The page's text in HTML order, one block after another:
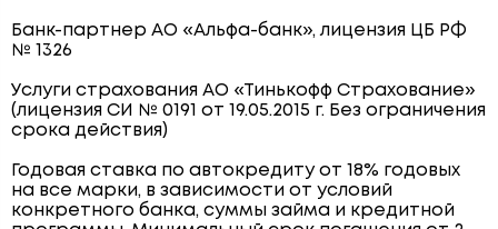
Банк-партнер АО «Альфа-банк», лицензия ЦБ РФ
№ 1326
Услуги страхования АО «Тинькофф Страхование»
(лицензия СИ № 0191 от 19.05.2015 г. Без ограничения
срока действия)
Годовая ставка по автокредиту от 18% годовых
на все марки, в зависимости от условий
конкретного банка, суммы займа и кредитной